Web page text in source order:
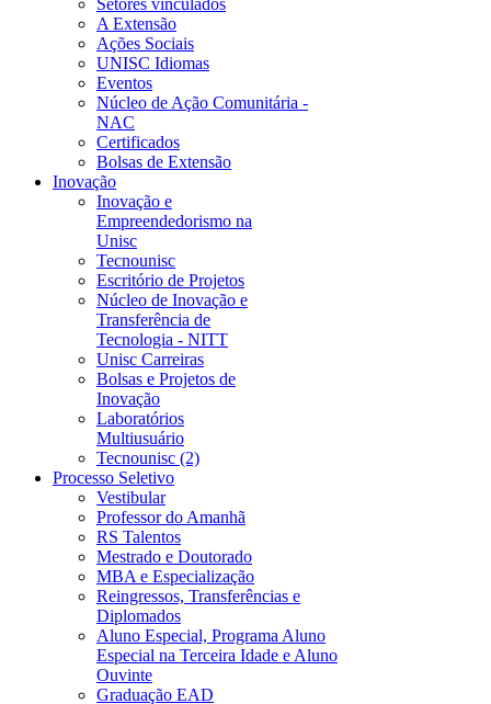
Setores vinculados
A Extensão
Ações Sociais
UNISC Idiomas
Eventos
Núcleo de Ação Comunitária -
NAC
Certificados
Bolsas de Extensão
Inovação
Inovação e
Empreendedorismo na
Unisc
Tecnounisc
Escritório de Projetos
Núcleo de Inovação e
Transferência de
Tecnologia - NITT
Unisc Carreiras
Bolsas e Projetos de
Inovação
Laboratórios
Multiusuário
Tecnounisc (2)
Processo Seletivo
Vestibular
Professor do Amanhã
RS Talentos
Mestrado e Doutorado
MBA e Especialização
Reingressos, Transferências e
Diplomados
Aluno Especial, Programa Aluno
Especial na Terceira Idade e Aluno
Ouvinte
Graduação EAD